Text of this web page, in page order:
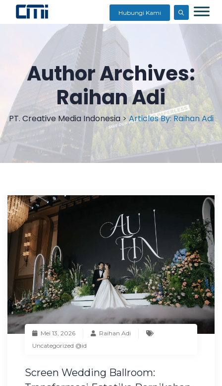
Hubungi Kami
Author Archives:
Raihan Adi
PT. Creative Media Indonesia> Articles By: Raihan Adi
Mei 13, 2026
Raihan Adi
Uncategorized @id
Screen Wedding Ballroom: